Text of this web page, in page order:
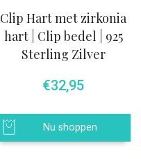
Clip Hart met zirkonia
hart | Clip bedel | 925
Sterling Zilver
€32,95
Nu shoppen